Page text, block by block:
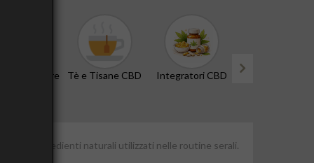
e Tinture Tè e Tisane CBD Integratori CBD
con ingredienti naturali utilizzati nelle routine serali.